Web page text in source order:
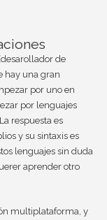
de
hay una gran
por uno en
por lenguajes
respuesta es
y su sintaxis es
lenguajes sin duda
aprender otro
multiplataforma, y